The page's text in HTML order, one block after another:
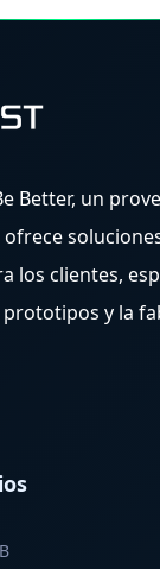
Better, un
ofrece
los clientes,
y la